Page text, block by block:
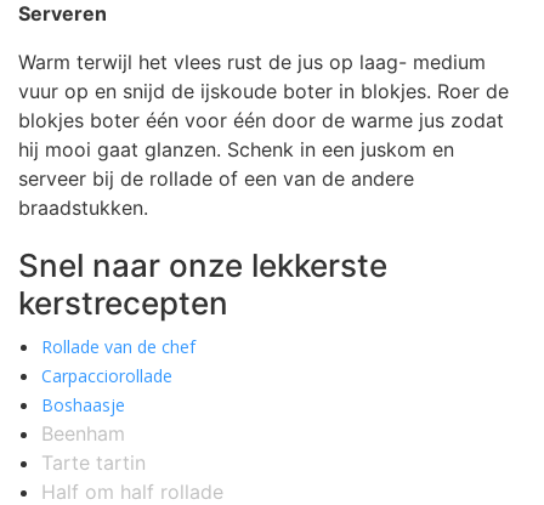
Serveren
Warm terwijl het vlees rust de jus op laag- medium
vuur op en snijd de ijskoude boter in blokjes. Roer de
blokjes boter één voor één door de warme jus zodat
hij mooi gaat glanzen. Schenk in een juskom en
serveer bij de rollade of een van de andere
braadstukken.
Snel naar onze lekkerste
kerstrecepten
Rollade van de chef
Carpacciorollade
Boshaasje
Beenham
Tarte tartin
Half om half rollade